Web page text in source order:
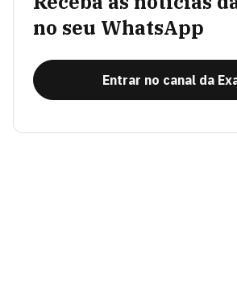
no seu WhatsApp
Entrar no canal da